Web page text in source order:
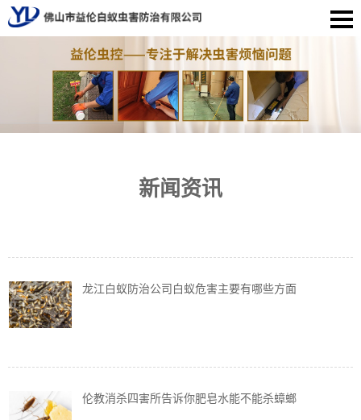
新闻资讯
龙江白蚁防治公司白蚁危害主要有哪些方面
伦教消杀四害所告诉你肥皂水能不能杀蟑螂